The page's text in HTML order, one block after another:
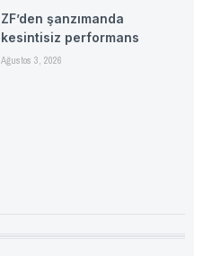
ZF’den şanzımanda
kesintisiz performans
Ağustos 3, 2026